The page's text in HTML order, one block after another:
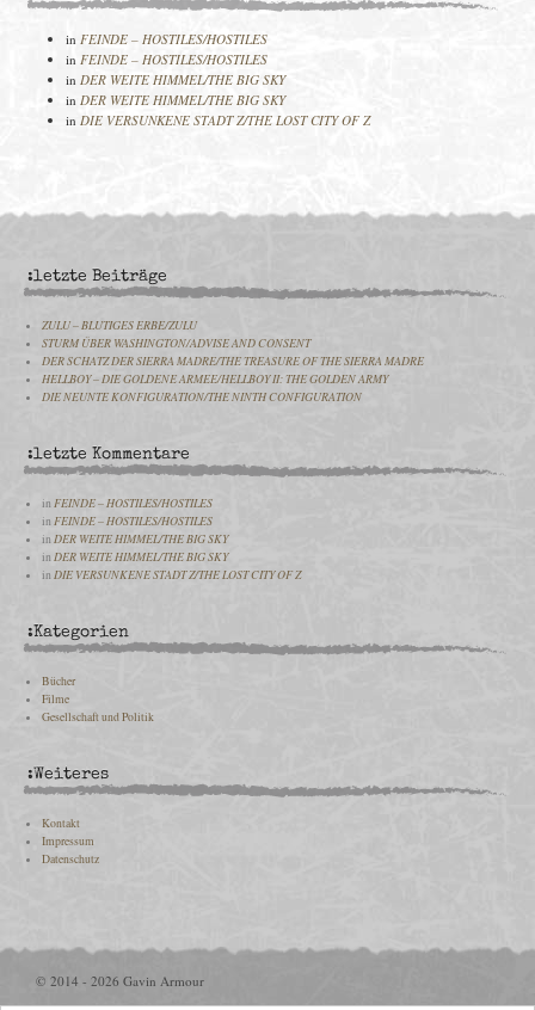
in FEINDE – HOSTILES/HOSTILES
in FEINDE – HOSTILES/HOSTILES
in DER WEITE HIMMEL/THE BIG SKY
in DER WEITE HIMMEL/THE BIG SKY
in DIE VERSUNKENE STADT Z/THE LOST CITY OF Z
:letzte Beiträge
ZULU – BLUTIGES ERBE/ZULU
STURM ÜBER WASHINGTON/ADVISE AND CONSENT
DER SCHATZ DER SIERRA MADRE/THE TREASURE OF THE SIERRA MADRE
HELLBOY – DIE GOLDENE ARMEE/HELLBOY II: THE GOLDEN ARMY
DIE NEUNTE KONFIGURATION/THE NINTH CONFIGURATION
:letzte Kommentare
inFEINDE – HOSTILES/HOSTILES
inFEINDE – HOSTILES/HOSTILES
inDER WEITE HIMMEL/THE BIG SKY
inDER WEITE HIMMEL/THE BIG SKY
inDIE VERSUNKENE STADT Z/THE LOST CITY OF Z
:Kategorien
Bücher
Filme
Gesellschaft und Politik
:Weiteres
Kontakt
Impressum
Datenschutz
© 2014 - 2026 Gavin Armour